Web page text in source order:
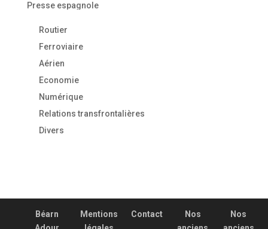
Presse espagnole
Routier
Ferroviaire
Aérien
Economie
Numérique
Relations transfrontalières
Divers
Béarn
Mentions
Contact
Nos
Nos